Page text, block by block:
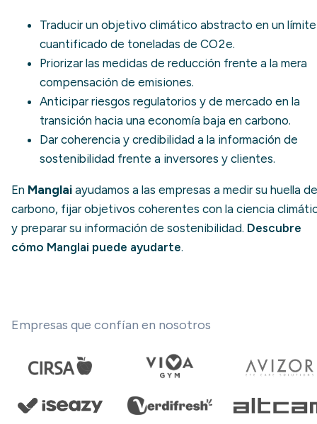
Traducir un objetivo climático abstracto en un límite
cuantificado de toneladas de CO2e.
Priorizar las medidas de reducción frente a la mera
compensación de emisiones.
Anticipar riesgos regulatorios y de mercado en la
transición hacia una economía baja en carbono.
Dar coherencia y credibilidad a la información de
sostenibilidad frente a inversores y clientes.
En Manglai ayudamos a las empresas a medir su huella de
carbono, fijar objetivos coherentes con la ciencia
y preparar su información de sostenibilidad. Descubre
cómo Manglai puede ayudarte.
Empresas que confían en nosotros